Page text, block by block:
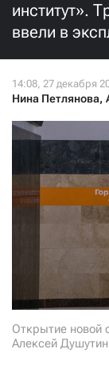
институт».
ввели в
Нина Петлянова,
Открытие новой
Алексей
3000
Нажимая кнопку
я принимаю
Если у вас есть